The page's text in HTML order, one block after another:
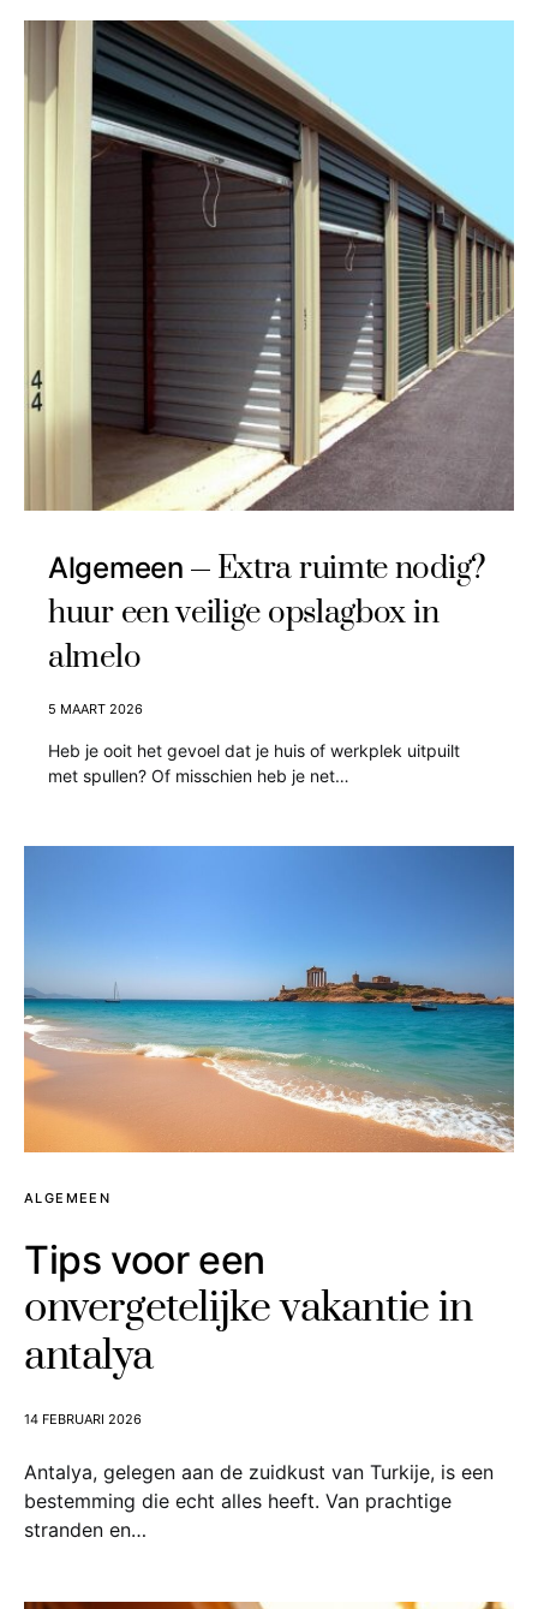
Algemeen
Extra ruimte nodig?
huur een veilige opslagbox in
almelo
5 MAART 2026
Heb je ooit het gevoel dat je huis of werkplek uitpuilt
met spullen? Of misschien heb je net…
ALGEMEEN
Tips voor een
onvergetelijke vakantie in
antalya
14 FEBRUARI 2026
Antalya, gelegen aan de zuidkust van Turkije, is een
bestemming die echt alles heeft. Van prachtige
stranden en…